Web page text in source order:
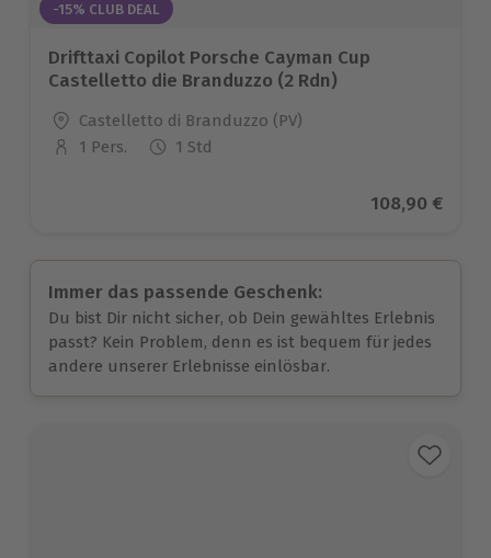
-15% CLUB DEAL
Drifttaxi Copilot Porsche Cayman Cup
Castelletto die Branduzzo (2 Rdn)
Standort
Castelletto di Branduzzo (PV)
Anzahl der Teilnehmer
1 Pers. 1 Std
Aktueller
108,90 €
Immer das passende Geschenk:
Du bist Dir nicht sicher, ob Dein gewähltes Erlebnis
passt? Kein Problem, denn es ist bequem für jedes
andere unserer Erlebnisse einlösbar.